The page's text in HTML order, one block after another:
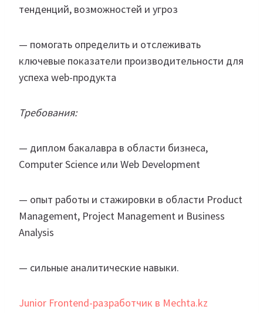
тенденций, возможностей и угроз
— помогать определить и отслеживать
ключевые показатели производительности для
успеха web-продукта
Требования:
— диплом бакалавра в области бизнеса,
Computer Science или Web Development
— опыт работы и стажировки в области Product
Management, Project Management и Business
Analysis
— сильные аналитические навыки.
Junior Frontend-разработчик в Mechta.kz